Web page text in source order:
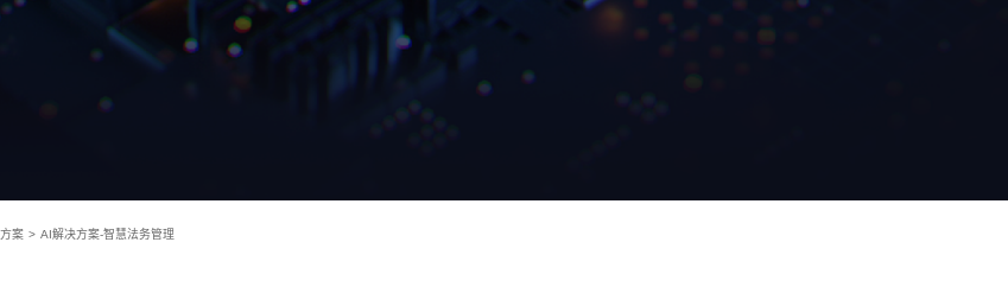
案 > AI解决方案-智慧法务管理